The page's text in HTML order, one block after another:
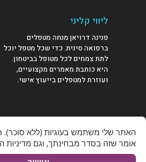
ליווי קליני
פנינה דרויאן מנחה מטפלים
ברפואה סינית. כדי שכל מטפל יוכל
לתת צמחים לכל מטופל בביטחון.
היא כותבת מאמרים מקצועיים,
ועוזרת למטפליםבייעוץ אישי.
אודות